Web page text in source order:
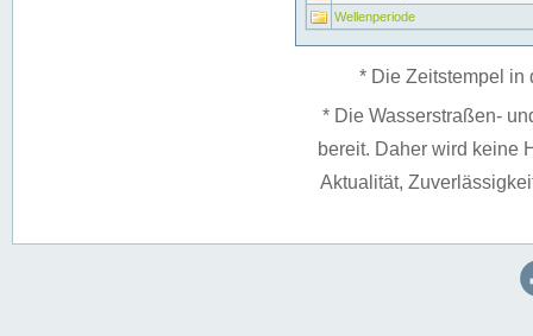
Wellenperiode
* Die Zeitstempel in
* Die Wasserstraßen-
bereit. Daher wird keine
Aktualität,